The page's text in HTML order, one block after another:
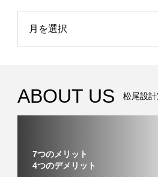
ABOUT US 松尾設
7つのメリット
4つのデメリット